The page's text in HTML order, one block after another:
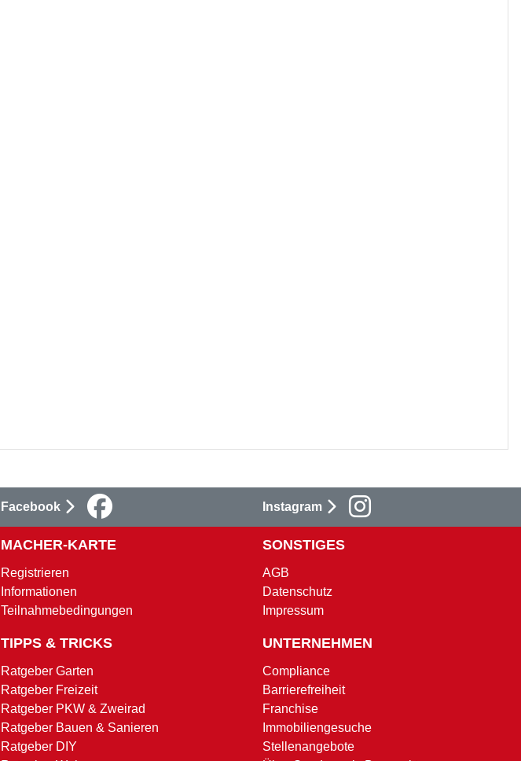
Facebook Instagram
MACHER-KARTE
Registrieren
Informationen
Teilnahmebedingungen
TIPPS & TRICKS
Ratgeber Garten
Ratgeber Freizeit
Ratgeber PKW & Zweirad
Ratgeber Bauen & Sanieren
Ratgeber DIY
SONSTIGES
AGB
Datenschutz
Impressum
UNTERNEHMEN
Compliance
Barrierefreiheit
Franchise
Immobiliengesuche
Stellenangebote